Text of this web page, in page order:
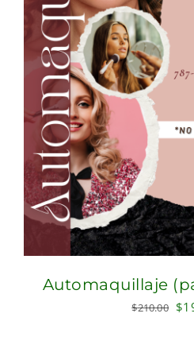
Automaquillaje
$210.00 $